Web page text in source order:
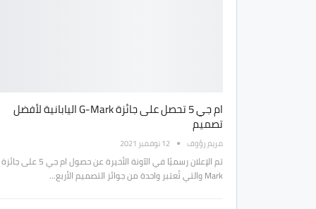
ام جي 5 تحصل على جائزة G-Mark اليابانية لأفضل
تصميم
مريم رؤوف 12 نوفمبر 2021
Mark والتي تُعتبر واحدة من جوائز التصميم الأربع…